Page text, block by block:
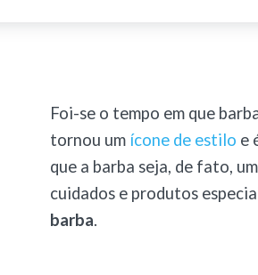
Foi-se o tempo em que
tornou um ícone de estilo e
que a barba seja, de fato,
cuidados e produtos
barba.